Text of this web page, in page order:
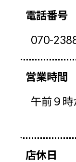
電話番号
070-
営業時間
午前９
店休日